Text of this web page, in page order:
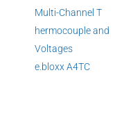
Multi-Channel T
hermocouple and
Voltages
e.bloxx A4TC